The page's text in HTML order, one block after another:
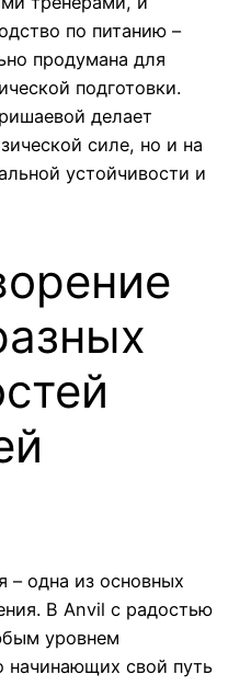
по питанию –
продумана для
подготовки.
делает
силе, но и на
устойчивости и
– одна из основных
В Anvil с радостью
уровнем
начинающих свой путь